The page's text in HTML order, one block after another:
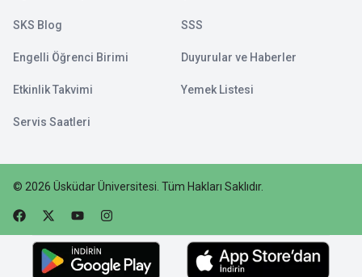
SKS Blog SSS
Engelli Öğrenci Birimi Duyurular ve Haberler
Etkinlik Takvimi Yemek Listesi
Servis Saatleri
© 2026 Üsküdar Üniversitesi. Tüm Hakları Saklıdır.